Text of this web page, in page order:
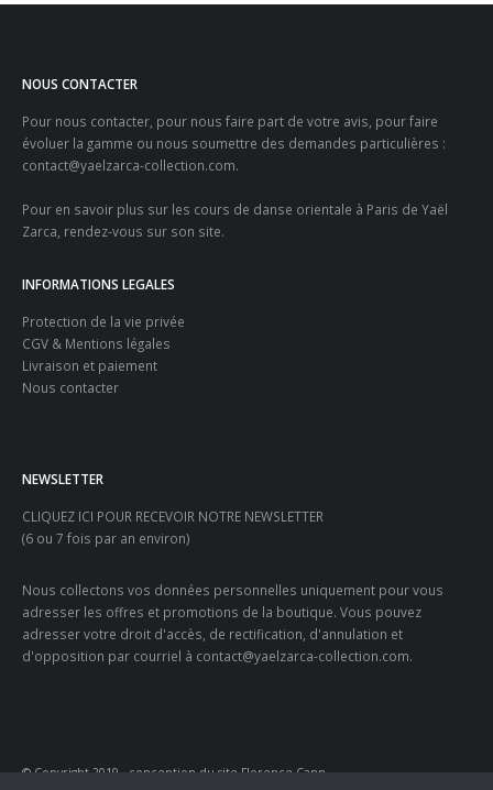
NOUS CONTACTER
Pour nous contacter, pour nous faire part de votre avis, pour faire
évoluer la gamme ou nous soumettre des demandes particulières :
contact@yaelzarca-collection.com.
Pour en savoir plus sur les cours de danse orientale à Paris de Yaël
Zarca, rendez-vous sur son site.
INFORMATIONS LEGALES
Protection de la vie privée
CGV & Mentions légales
Livraison et paiement
Nous contacter
NEWSLETTER
CLIQUEZ ICI POUR RECEVOIR NOTRE NEWSLETTER
(6 ou 7 fois par an environ)
Nous collectons vos données personnelles uniquement pour vous
adresser les offres et promotions de la boutique. Vous pouvez
adresser votre droit d'accès, de rectification, d'annulation et
d'opposition par courriel à contact@yaelzarca-collection.com.
© Copyright 2019 - conception du site Florence Cann